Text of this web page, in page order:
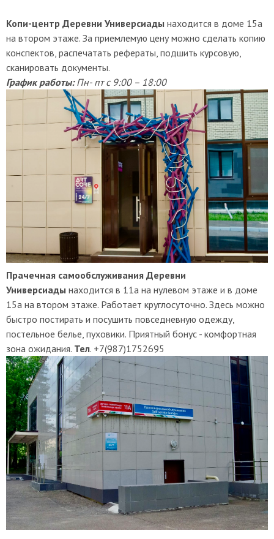
<<
Копи-центр Деревни Универсиады находится в доме 15а
на втором этаже. За приемлемую цену можно сделать копию
конспектов, распечатать рефераты, подшить курсовую,
сканировать документы.
График работы: Пн- пт с 9:00 – 18:00
Прачечная самообслуживания Деревни
Универсиады находится в 11а на нулевом этаже и в доме
15а на втором этаже. Работает круглосуточно. Здесь можно
быстро постирать и посушить повседневную одежду,
постельное белье, пуховики. Приятный бонус - комфортная
зона ожидания. Тел. +7(987)1752695